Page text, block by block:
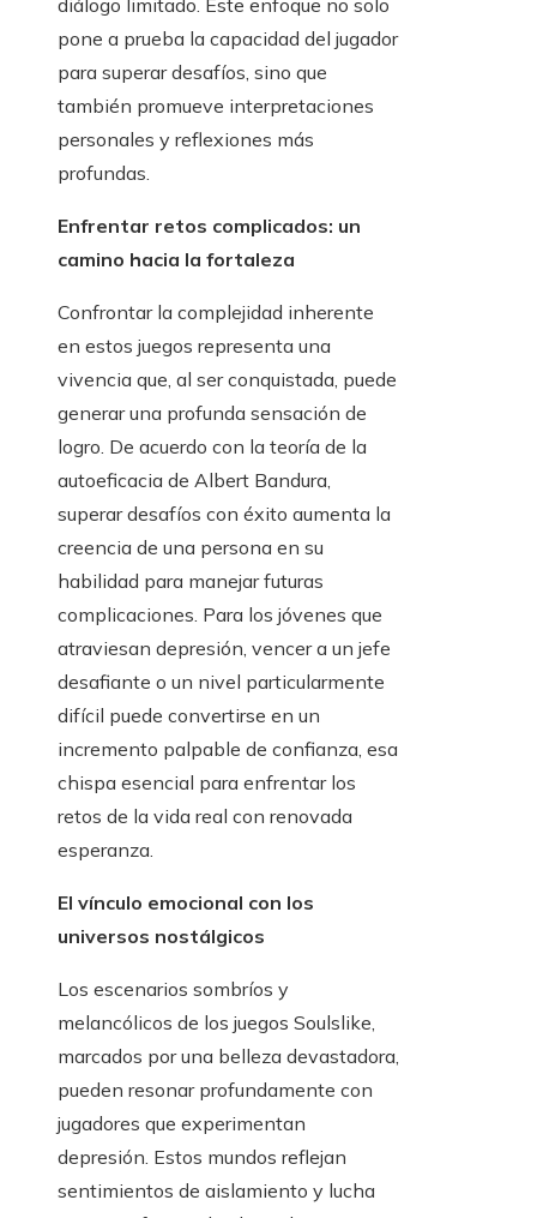
diálogo limitado. Este enfoque no solo
pone a prueba la capacidad del jugador
para superar desafíos, sino que
también promueve interpretaciones
personales y reflexiones más
profundas.
Enfrentar retos complicados: un
camino hacia la fortaleza
Confrontar la complejidad inherente
en estos juegos representa una
vivencia que, al ser conquistada, puede
generar una profunda sensación de
logro. De acuerdo con la teoría de la
autoeficacia de Albert Bandura,
superar desafíos con éxito aumenta la
creencia de una persona en su
habilidad para manejar futuras
complicaciones. Para los jóvenes que
atraviesan depresión, vencer a un jefe
desafiante o un nivel particularmente
difícil puede convertirse en un
incremento palpable de confianza, esa
chispa esencial para enfrentar los
retos de la vida real con renovada
esperanza.
El vínculo emocional con los
universos nostálgicos
Los escenarios sombríos y
melancólicos de los juegos Soulslike,
marcados por una belleza devastadora,
pueden resonar profundamente con
jugadores que experimentan
depresión. Estos mundos reflejan
sentimientos de aislamiento y lucha